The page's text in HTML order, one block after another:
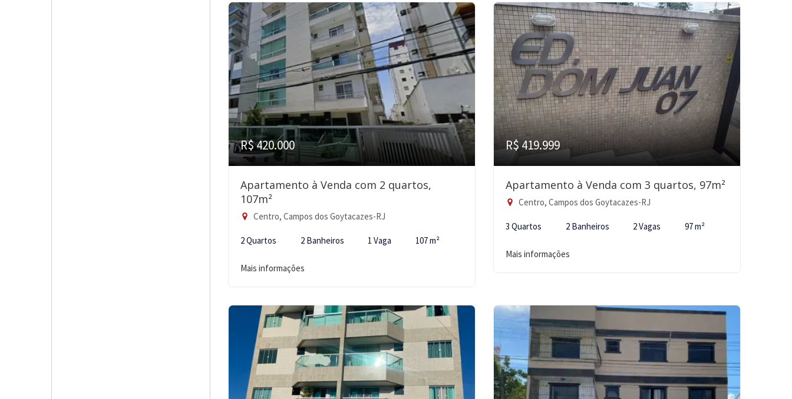
R$ 420.000
Apartamento à Venda com 2 quartos,
107m²
Centro, Campos dos Goytacazes-RJ
2 Quartos 2 Banheiros 1 Vaga 107 m²
Mais informações
R$ 419.999
Apartamento à Venda com 3 quartos, 97m²
Centro, Campos dos Goytacazes-RJ
3 Quartos 2 Banheiros 2 Vagas 97 m²
Mais informações